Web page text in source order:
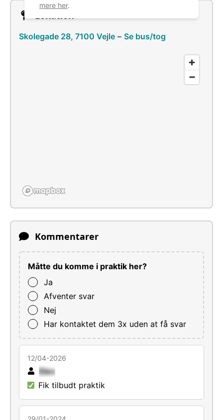
mere her.
Lokation
Skolegade 28, 7100 Vejle – Se bus/tog
Kommentarer
Måtte du komme i praktik her?
Ja
Afventer svar
Nej
Har kontaktet dem 3x uden at få svar
12/04-2026
Elev
Fik tilbudt praktik